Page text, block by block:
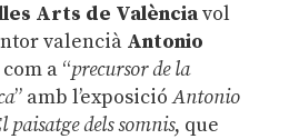
Arts de Valènciavol
valencià Antonio
a “precursor de la
” amb l’exposicióAntonio
dels somnis, que